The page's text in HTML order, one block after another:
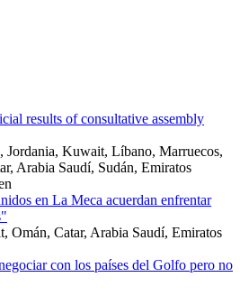
results of consultative assembly
Jordania, Kuwait, Líbano, Marruecos,
Arabia Saudí, Sudán, Emiratos
en La Meca acuerdan enfrentar
Omán, Catar, Arabia Saudí, Emiratos
con los países del Golfo pero no